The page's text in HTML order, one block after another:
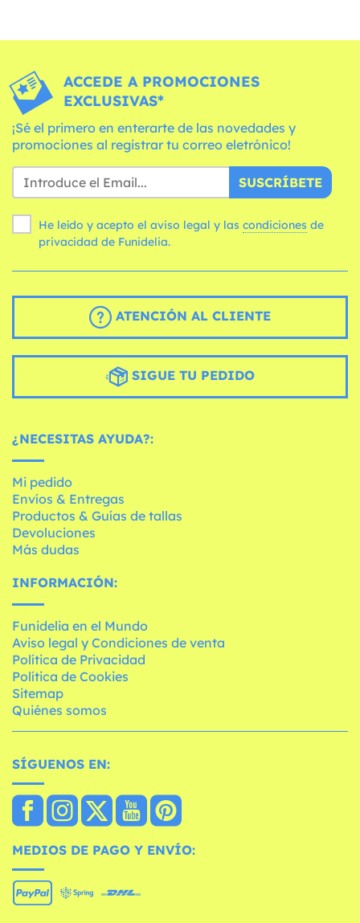
ACCEDE A PROMOCIONES
EXCLUSIVAS*
¡Sé el primero en enterarte de las novedades y
promociones al registrar tu correo eletrónico!
SUSCRÍBETE
He leído y acepto el aviso legal y las condiciones
privacidad de Funidelia.
ATENCIÓN AL CLIENTE
SIGUE TU PEDIDO
¿NECESITAS AYUDA?:
Mi pedido
Envíos & Entregas
Productos & Guías de tallas
Devoluciones
Más dudas
INFORMACIÓN:
Funidelia en el Mundo
Aviso legal y Condiciones de venta
Política de Privacidad
Política de Cookies
Sitemap
Quiénes somos
SÍGUENOS EN:
MEDIOS DE PAGO Y ENVÍO: